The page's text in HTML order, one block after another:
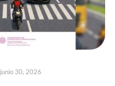
junio 30, 2026